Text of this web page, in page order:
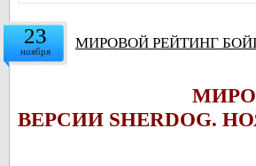
23
ноября МИРОВОЙ РЕЙТИНГ
ВЕРСИИ SHERDOG.